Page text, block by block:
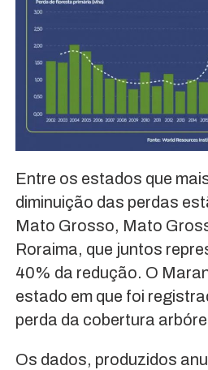
Entre os estados que
diminuição das perdas
Mato Grosso, Mato
Roraima, que juntos
40% da redução. O
estado em que foi
perda da cobertura
Os dados, produzidos